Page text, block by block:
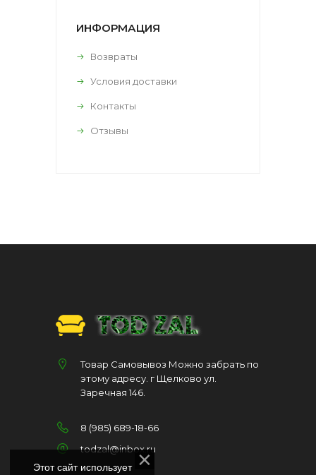
ИНФОРМАЦИЯ
Возвраты
Условия доставки
Контакты
Отзывы
Товар Самовывоз Можно забрать по
этому адресу. г Щелково ул.
Заречная 146.
8 (985) 689-18-66
todzal@inbox.ru
Этот сайт использует